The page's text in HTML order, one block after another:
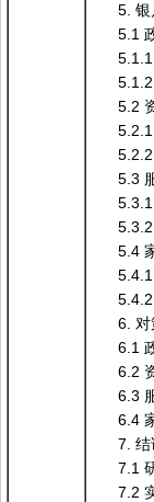
5. 银
5.1
5.2
5.3
5.4
6. 对
6.1
6.2
6.3
6.4
7. 结
7.1
7.2